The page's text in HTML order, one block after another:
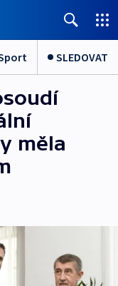
SLEDOVAT
měla